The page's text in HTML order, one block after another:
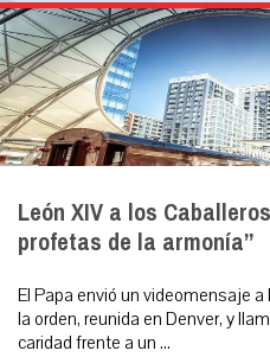
León XIV a los
profetas de la armonía”
El Papa envió un videomensaje
la orden, reunida en Denver, y
caridad frente a un ...